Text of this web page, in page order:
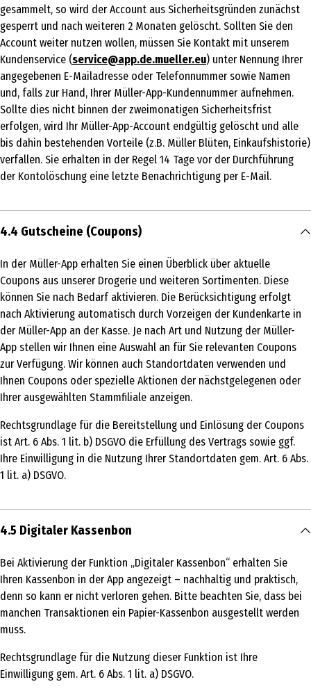
gesammelt, so wird der Account aus Sicherheitsgründen zunächst
gesperrt und nach weiteren 2 Monaten gelöscht. Sollten Sie den
Account weiter nutzen wollen, müssen Sie Kontakt mit unserem
Kundenservice (service@app.de.mueller.eu) unter Nennung Ihrer
angegebenen E-Mailadresse oder Telefonnummer sowie Namen
und, falls zur Hand, Ihrer Müller-App-Kundennummer aufnehmen.
Sollte dies nicht binnen der zweimonatigen Sicherheitsfrist
erfolgen, wird Ihr Müller-App-Account endgültig gelöscht und alle
bis dahin bestehenden Vorteile (z.B. Müller Blüten, Einkaufshistorie)
verfallen. Sie erhalten in der Regel 14 Tage vor der Durchführung
der Kontolöschung eine letzte Benachrichtigung per E-Mail.
4.4 Gutscheine (Coupons)
In der Müller-App erhalten Sie einen Überblick über aktuelle
Coupons aus unserer Drogerie und weiteren Sortimenten. Diese
können Sie nach Bedarf aktivieren. Die Berücksichtigung erfolgt
nach Aktivierung automatisch durch Vorzeigen der Kundenkarte in
der Müller-App an der Kasse. Je nach Art und Nutzung der Müller-
App stellen wir Ihnen eine Auswahl an für Sie relevanten Coupons
zur Verfügung. Wir können auch Standortdaten verwenden und
Ihnen Coupons oder spezielle Aktionen der nächstgelegenen oder
Ihrer ausgewählten Stammfiliale anzeigen.
Rechtsgrundlage für die Bereitstellung und Einlösung der Coupons
ist Art. 6 Abs. 1 lit. b) DSGVO die Erfüllung des Vertrags sowie ggf.
Ihre Einwilligung in die Nutzung Ihrer Standortdaten gem. Art. 6 Abs.
1 lit. a) DSGVO.
4.5 Digitaler Kassenbon
Bei Aktivierung der Funktion „Digitaler Kassenbon“ erhalten Sie
Ihren Kassenbon in der App angezeigt – nachhaltig und praktisch,
denn so kann er nicht verloren gehen. Bitte beachten Sie, dass bei
manchen Transaktionen ein Papier-Kassenbon ausgestellt werden
muss.
Rechtsgrundlage für die Nutzung dieser Funktion ist Ihre
Einwilligung gem. Art. 6 Abs. 1 lit. a) DSGVO.